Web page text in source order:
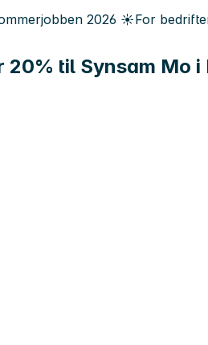
2026 ☀️For
til Synsam Mo i